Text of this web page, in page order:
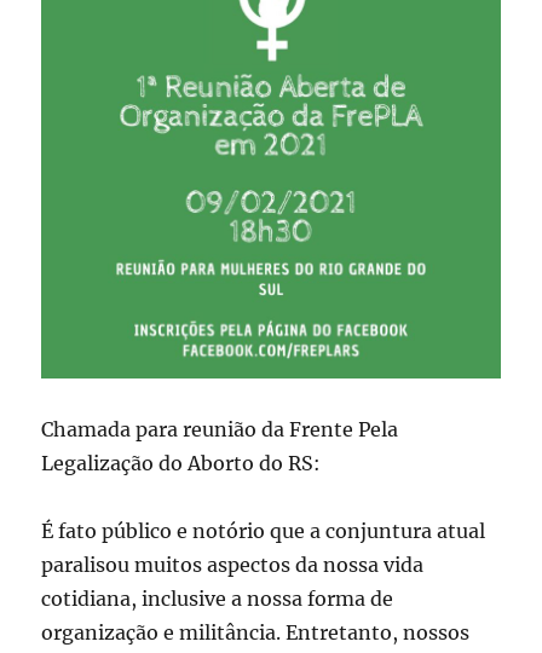
Chamada para reunião da Frente Pela
Legalização do Aborto do RS:
É fato público e notório que a conjuntura atual
paralisou muitos aspectos da nossa vida
cotidiana, inclusive a nossa forma de
organização e militância. Entretanto, nossos